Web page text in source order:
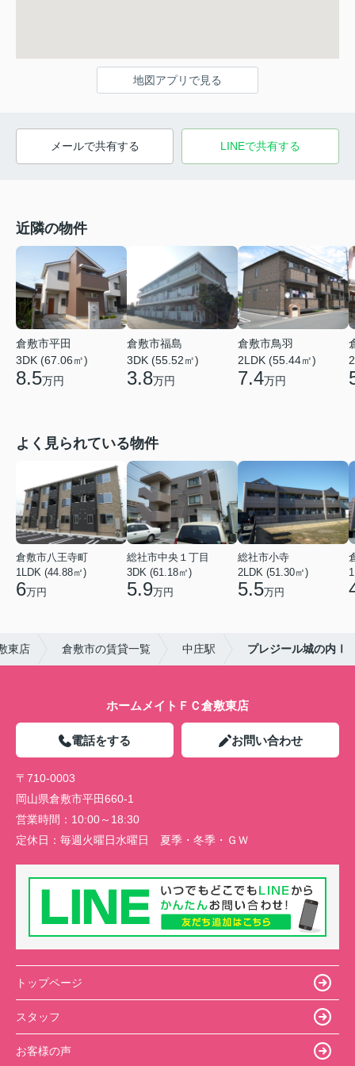
地図アプリで見る
メールで共有する LINEで共有する
近隣の物件
倉敷市平田
3DK (67.06㎡)
8.5万円
倉敷市福島
3DK (55.52㎡)
3.8万円
倉敷市鳥羽
2LDK (55.44㎡)
7.4万円
よく見られている物件
倉敷市八王寺町
1LDK (44.88㎡)
6万円
総社市中央１丁目
3DK (61.18㎡)
5.9万円
総社市小寺
2LDK (51.30㎡)
5.5万円
東店 倉敷市の賃貸一覧 中庄駅 プレジール城の内Ⅰ
ホームメイトＦＣ倉敷東店
電話をする お問い合わせ
〒710-0003
岡山県倉敷市平田660-1
営業時間： 10:00～18:30
定休日： 毎週火曜日水曜日 夏季・冬季・ＧＷ
トップページ
スタッフ
お客様の声